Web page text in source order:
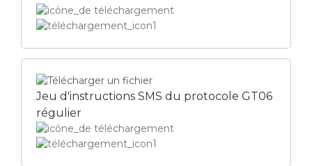
Jeu d'instructions SMS du protocole GT06
régulier